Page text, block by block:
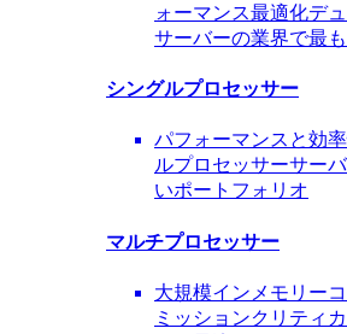
ォーマンス最適化デ
サーバーの業界で最
シングルプロセッサー
パフォーマンスと効
ルプロセッサーサー
いポートフォリオ
マルチプロセッサー
大規模インメモリー
ミッションクリティ